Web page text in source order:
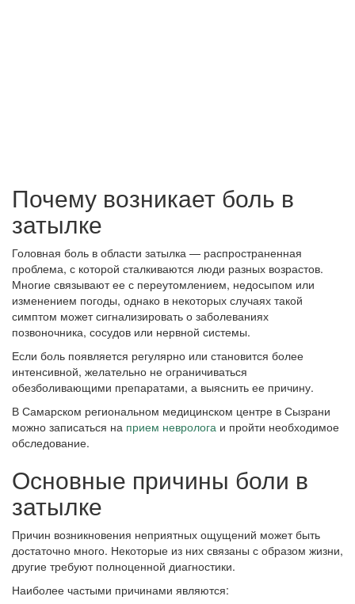
Почему возникает боль в
затылке
Головная боль в области затылка — распространенная
проблема, с которой сталкиваются люди разных возрастов.
Многие связывают ее с переутомлением, недосыпом или
изменением погоды, однако в некоторых случаях такой
симптом может сигнализировать о заболеваниях
позвоночника, сосудов или нервной системы.
Если боль появляется регулярно или становится более
интенсивной, желательно не ограничиваться
обезболивающими препаратами, а выяснить ее причину.
В Самарском региональном медицинском центре в Сызрани
можно записаться на прием невролога и пройти необходимое
обследование.
Основные причины боли в
затылке
Причин возникновения неприятных ощущений может быть
достаточно много. Некоторые из них связаны с образом жизни,
другие требуют полноценной диагностики.
Наиболее частыми причинами являются: